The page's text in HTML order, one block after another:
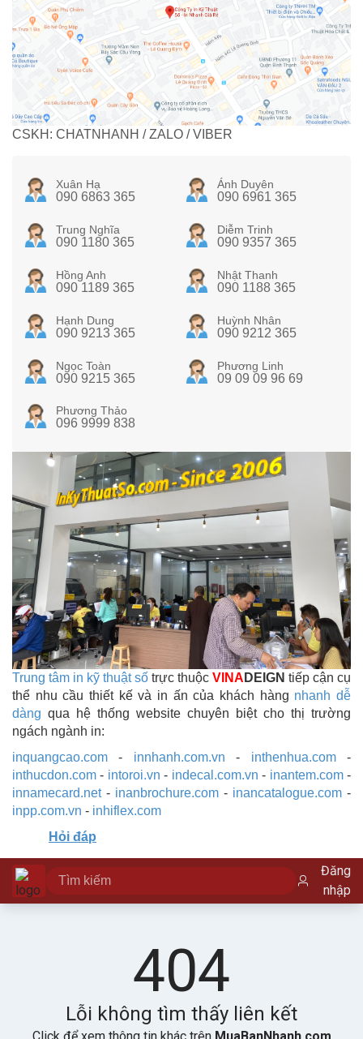
CSKH: CHATNHANH / ZALO / VIBER
Xuân Hạ
090 6863 365
Ánh Duyên
090 6961 365
Trung Nghĩa
090 1180 365
Diễm Trinh
090 9357 365
Hồng Anh
090 1189 365
Nhật Thanh
090 1188 365
Hạnh Dung
090 9213 365
Huỳnh Nhân
090 9212 365
Ngọc Toàn
090 9215 365
Phương Linh
09 09 09 96 69
Phương Thảo
096 9999 838
Trung tâm in kỹ thuật số trực thuộc VINA DEIGN tiếp cận cụ
thể nhu cầu thiết kế và in ấn của khách hàng nhanh dễ
dàng qua hệ thống website chuyên biệt cho thị trường
ngách ngành in:
inquangcao.com - innhanh.com.vn - inthenhua.com-
inthucdon.com - intoroi.vn - indecal.com.vn - inantem.com-
innamecard.net- inanbrochure.com - inancatalogue.com -
inpp.com.vn - inhiflex.com
Hỏi đáp